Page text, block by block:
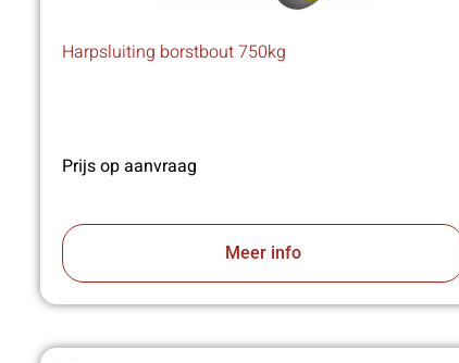
Harpsluiting borstbout 750kg
Prijs op aanvraag
Meer info